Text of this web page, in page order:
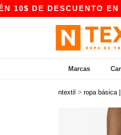
DESCUENTO EN
Marcas
ntextil > ropa básica